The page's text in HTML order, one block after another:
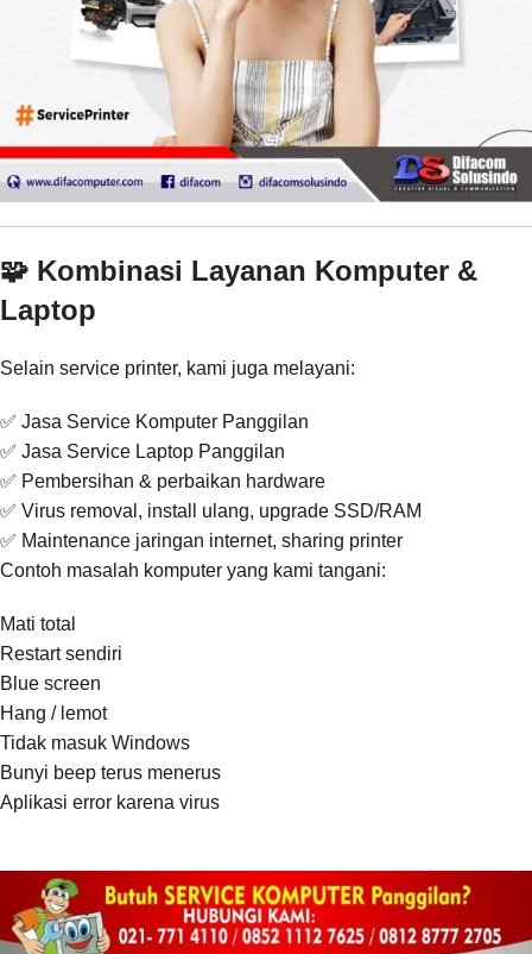
🧩 Kombinasi Layanan Komputer &
Laptop
Selain service printer, kami juga melayani:
✅ Jasa Service Komputer Panggilan
✅ Jasa Service Laptop Panggilan
✅ Pembersihan & perbaikan hardware
✅ Virus removal, install ulang, upgrade SSD/RAM
✅ Maintenance jaringan internet, sharing printer
Contoh masalah komputer yang kami tangani:
Mati total
Restart sendiri
Blue screen
Hang / lemot
Tidak masuk Windows
Bunyi beep terus menerus
Aplikasi error karena virus